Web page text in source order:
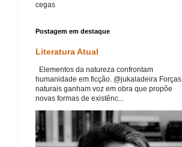
cegas
Postagem em destaque
Literatura Atual
Elementos da natureza confrontam
humanidade em ficção. @jukaladeira Forças
naturais ganham voz em obra que propõe
novas formas de existênc...